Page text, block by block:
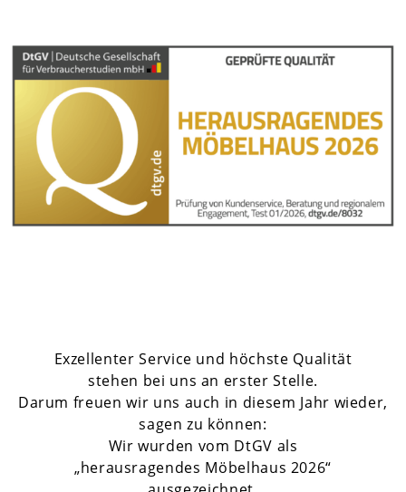
Exzellenter Service und höchste Qualität
stehen bei uns an erster Stelle.
Darum freuen wir uns auch in diesem Jahr wieder,
sagen zu können:
Wir wurden vom DtGV als
„herausragendes Möbelhaus 2026“